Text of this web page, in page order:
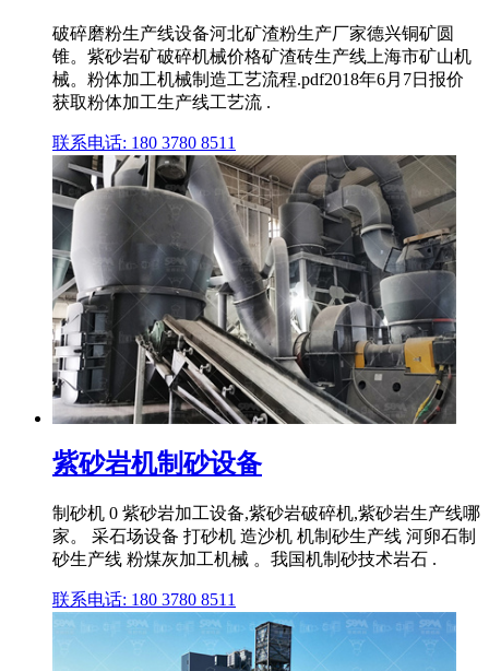
破碎磨粉生产线设备河北矿渣粉生产厂家德兴铜矿圆
锥。紫砂岩矿破碎机械价格矿渣砖生产线上海市矿山机
械。粉体加工机械制造工艺流程.pdf2018年6月7日报价
获取粉体加工生产线工艺流 .
联系电话: 180 3780 8511
紫砂岩机制砂设备
制砂机 0 紫砂岩加工设备,紫砂岩破碎机,紫砂岩生产线哪
家。 采石场设备 打砂机 造沙机 机制砂生产线 河卵石制
砂生产线 粉煤灰加工机械 。我国机制砂技术岩石 .
联系电话: 180 3780 8511